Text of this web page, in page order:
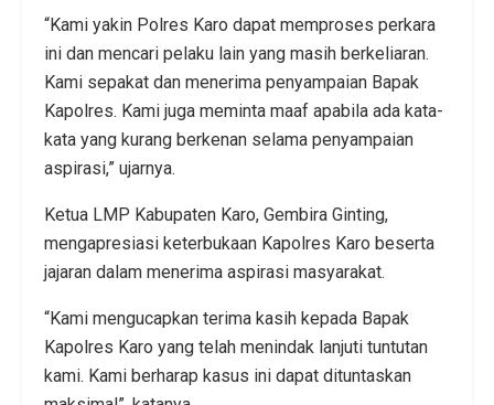
“Kami yakin Polres Karo dapat memproses perkara
ini dan mencari pelaku lain yang masih berkeliaran.
Kami sepakat dan menerima penyampaian Bapak
Kapolres. Kami juga meminta maaf apabila ada kata-
kata yang kurang berkenan selama penyampaian
aspirasi,” ujarnya.
Ketua LMP Kabupaten Karo, Gembira Ginting,
mengapresiasi keterbukaan Kapolres Karo beserta
jajaran dalam menerima aspirasi masyarakat.
“Kami mengucapkan terima kasih kepada Bapak
Kapolres Karo yang telah menindak lanjuti tuntutan
kami. Kami berharap kasus ini dapat dituntaskan